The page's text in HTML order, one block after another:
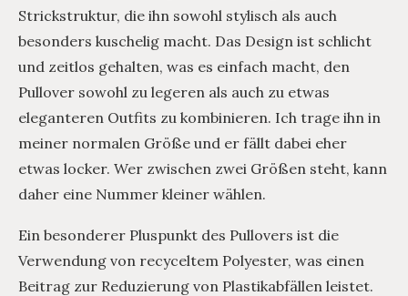
Strickstruktur, die ihn sowohl stylisch als auch
besonders kuschelig macht. Das Design ist schlicht
und zeitlos gehalten, was es einfach macht, den
Pullover sowohl zu legeren als auch zu etwas
eleganteren Outfits zu kombinieren. Ich trage ihn in
meiner normalen Größe und er fällt dabei eher
etwas locker. Wer zwischen zwei Größen steht, kann
daher eine Nummer kleiner wählen.
Ein besonderer Pluspunkt des Pullovers ist die
Verwendung von recyceltem Polyester, was einen
Beitrag zur Reduzierung von Plastikabfällen leistet.